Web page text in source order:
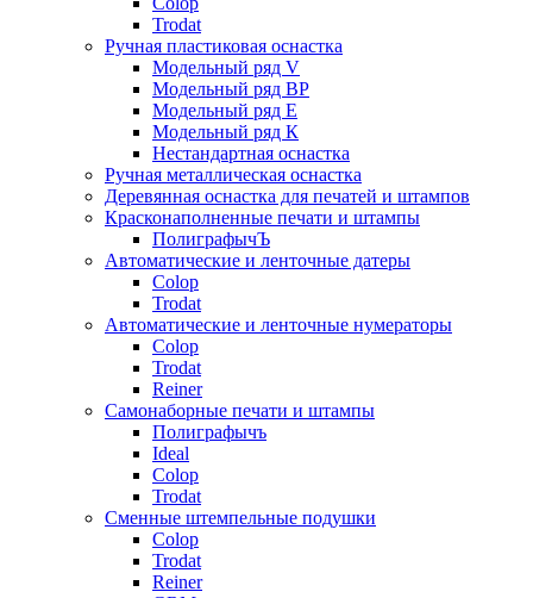
Trodat
Ручная пластиковая оснастка
Модельный ряд V
Модельный ряд ВР
Модельный ряд Е
Модельный ряд К
Нестандартная оснастка
Ручная металлическая оснастка
Деревянная оснастка для печатей и штампов
Красконаполненные печати и штампы
ПолиграфычЪ
Автоматические и ленточные датеры
Colop
Trodat
Автоматические и ленточные нумераторы
Colop
Trodat
Reiner
Самонаборные печати и штампы
Полиграфычъ
Ideal
Colop
Trodat
Сменные штемпельные подушки
Colop
Trodat
Reiner